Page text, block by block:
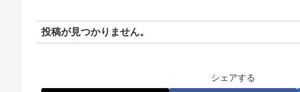
投稿が見つかりません。
シェアする